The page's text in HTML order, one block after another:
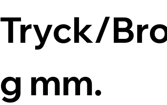
Tryck/
g mm.